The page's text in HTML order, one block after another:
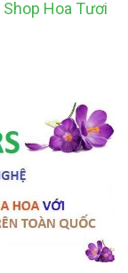
Shop Hoa Tươi